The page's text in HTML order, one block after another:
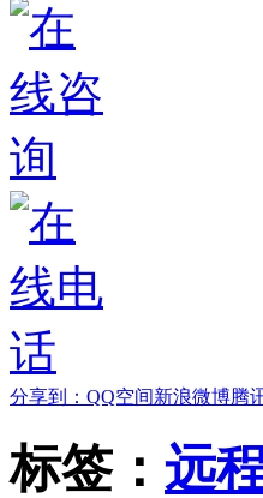
分享到： QQ空间新浪微博腾
标签： 远